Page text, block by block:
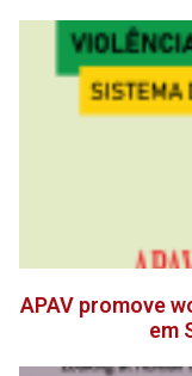
APAV promove
em